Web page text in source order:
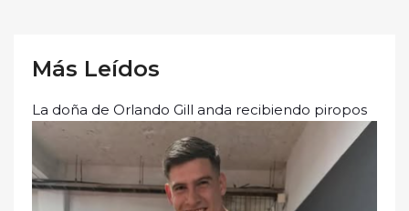
Más Leídos
La doña de Orlando Gill anda recibiendo piropos